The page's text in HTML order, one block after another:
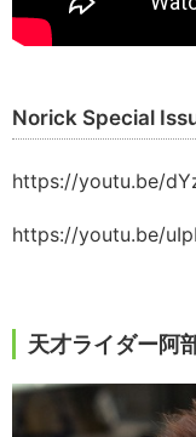
Norick Special
https://youtu.be/
https://youtu.be/
天才ライダー阿